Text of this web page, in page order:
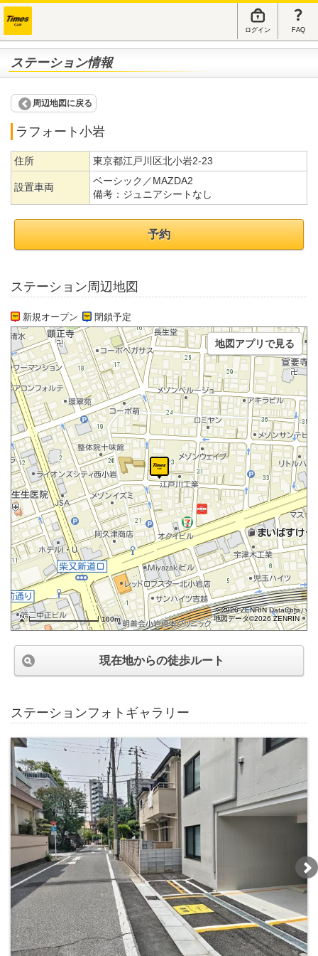
ログイン FAQ
ステーション情報
周辺地図に戻る
ラフォート小岩
住所 東京都江戸川区北小岩2-23
設置車両
ベーシック／MAZDA2
備考： ジュニアシートなし
予約
ステーション周辺地図
新規オープン 閉鎖予定
100m
©2026 ZENRIN DataCom
地図データ©2026 ZENRIN
地図アプリで見る
現在地からの徒歩ルート
ステーションフォトギャラリー